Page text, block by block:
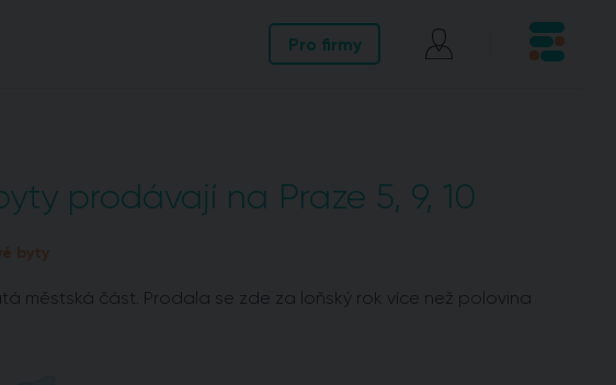
Pro firmy
prodávají na Praze 5, 9, 10
byty
městská část. Prodala se zde za loňský rok více než polovina